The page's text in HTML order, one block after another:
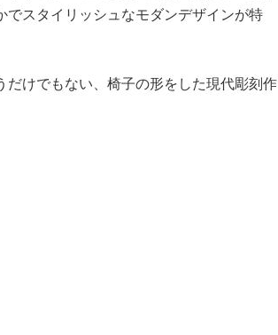
スタイリッシュなモダンデザインが特
けでもない、椅子の形をした現代彫刻作